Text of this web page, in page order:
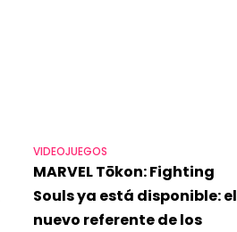
VIDEOJUEGOS
MARVEL Tōkon: Fighting
Souls ya está disponible: el
nuevo referente de los